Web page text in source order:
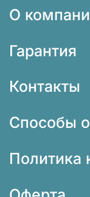
О
Гарантия
Контакты
Способы
Политика